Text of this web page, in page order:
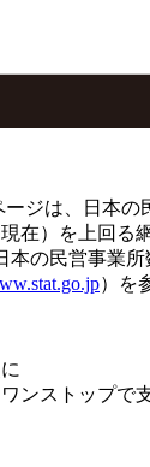
ジは、日本の
現在）を上回る
本の民営事業
）を
ンストップで